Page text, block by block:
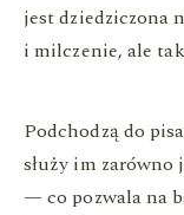
jest dziedziczona
i milczenie, ale
Podchodzą do
służy im
— co pozwala na